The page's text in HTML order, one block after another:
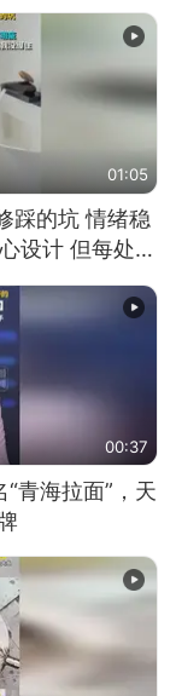
01:05
踩的坑 情绪稳
设计 但每处都
00:37
青海拉面”，天